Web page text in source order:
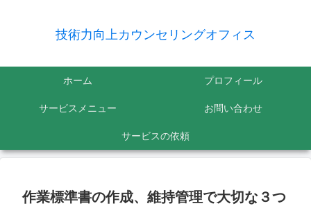
技術力向上カウンセリングオフィス
ホーム プロフィール
サービスメニュー お問い合わせ
サービスの依頼
作業標準書の作成、維持管理で大切な３つ